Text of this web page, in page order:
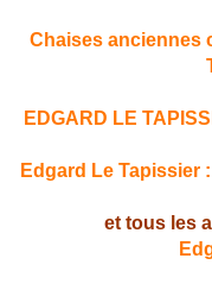
Chaises anciennes
EDGARD LE
Edgard Le Tapissier
et tous les